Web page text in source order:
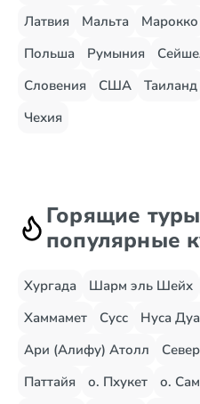
Латвия
Мальта Марокко
Польша
Румыния
Словения
США Таиланд
Чехия
Горящие
популярные
Хургада Шарм эль Шейх
Хаммамет
Сусс
Нуса
Ари (Алифу) Атолл
Паттайя
о. Пхукет о.